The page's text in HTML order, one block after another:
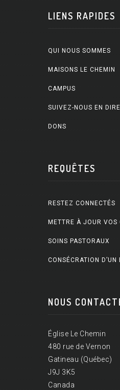
LIENS RAPIDES
QUI NOUS SOMMES
MAISONS LE CHEMIN
CAMPUS
SUIVEZ-NOUS EN
DONS
REQUÊTES
RESTEZ CONNECTÉS
METTRE À JOUR VOS
SOINS PASTORAUX
CONSÉCRATION D’UN
NOUS
Église Le Chemin
480 rue de Vernon
Gatineau (Québec)
J9J 3K5
Canada